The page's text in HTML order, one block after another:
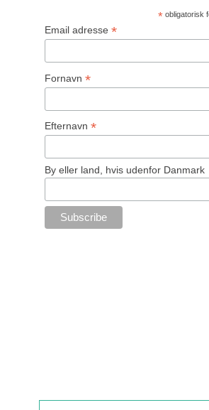
*obligatorisk
Email adresse *
Fornavn *
Efternavn *
By eller land, hvis udenfor Danmark